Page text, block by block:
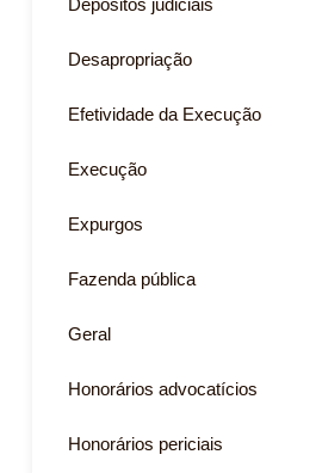
Desapropriação
Efetividade da Execução
Execução
Expurgos
Fazenda pública
Geral
Honorários advocatícios
Honorários periciais